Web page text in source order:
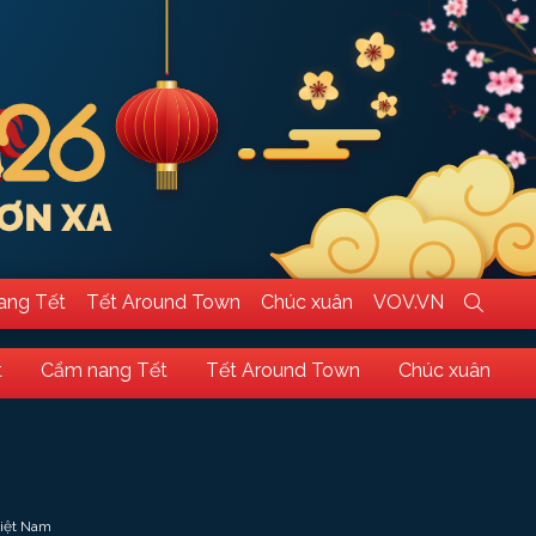
Tết Tết Around Town Chúc xuân VOV.VN
Cẩm nang Tết Tết Around Town Chúc xuân
Nam